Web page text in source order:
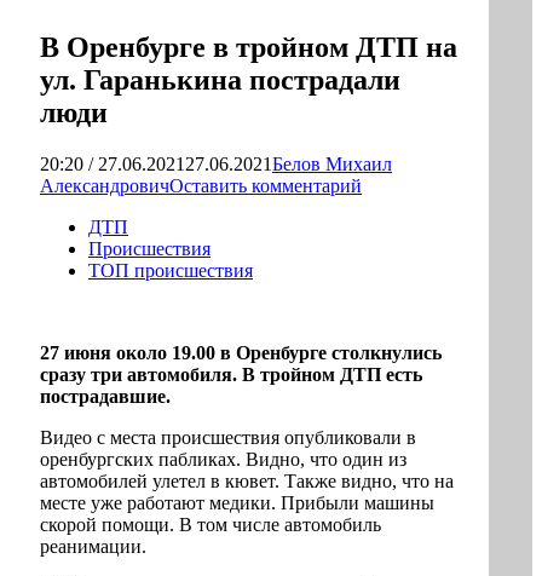
В Оренбурге в тройном ДТП на
ул. Гаранькина пострадали
люди
20:20 / 27.06.2021 27.06.2021Белов Михаил
АлександровичОставить комментарий
ДТП
Происшествия
ТОП происшествия
27 июня около 19.00 в Оренбурге столкнулись
сразу три автомобиля. В тройном ДТП есть
пострадавшие.
Видео с места происшествия опубликовали в
оренбургских пабликах. Видно, что один из
автомобилей улетел в кювет. Также видно, что на
месте уже работают медики. Прибыли машины
скорой помощи. В том числе автомобиль
реанимации.